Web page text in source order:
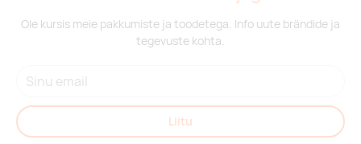
Ole kursis meie pakkumiste ja toodetega. Info uute brändide ja
tegevuste kohta.
Liitu